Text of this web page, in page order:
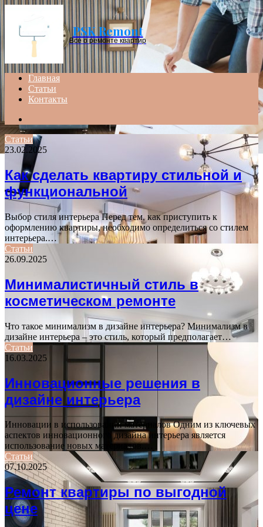
Menu
PSK Remont
Все о ремонте квартир
Главная
Статьи
Контакты
for
Статьи
23.02.2025
Как сделать квартиру стильной и
функциональной
Выбор стиля интерьера Перед тем, как приступить к
оформлению квартиры, необходимо определиться со стилем
интерьера.…
Статьи
26.09.2025
Минималистичный стиль в
косметическом ремонте
Что такое минимализм в дизайне интерьера? Минимализм в
дизайне интерьера – это стиль, который предполагает…
Статьи
16.03.2025
Инновационные решения в
дизайне интерьера
Инновации в использовании материалов Одним из ключевых
аспектов инновационного дизайна интерьера является
использование новых материалов.…
Статьи
07.10.2025
Ремонт квартиры по выгодной
цене